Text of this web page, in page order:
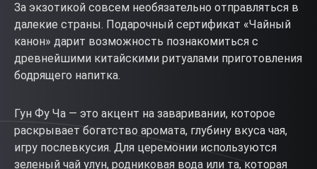
За экзотикой совсем необязательно отправляться в
далекие страны. Подарочный сертификат «Чайный
канон» дарит возможность познакомиться с
древнейшими китайскими ритуалами приготовления
бодрящего напитка.
Гун Фу Ча — это акцент на заваривании, которое
раскрывает богатство аромата, глубину вкуса чая,
игру послевкусия. Для церемонии используются
зеленый чай улун, родниковая вода или та, которая